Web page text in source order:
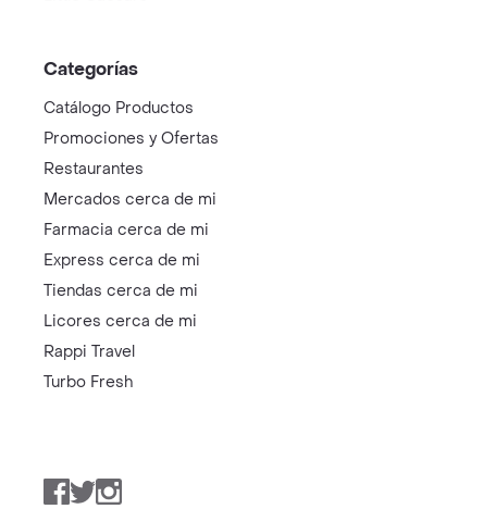
Categorías
Catálogo Productos
Promociones y Ofertas
Restaurantes
Mercados cerca de mi
Farmacia cerca de mi
Express cerca de mi
Tiendas cerca de mi
Licores cerca de mi
Rappi Travel
Turbo Fresh
Facebook
TwitterInstagram